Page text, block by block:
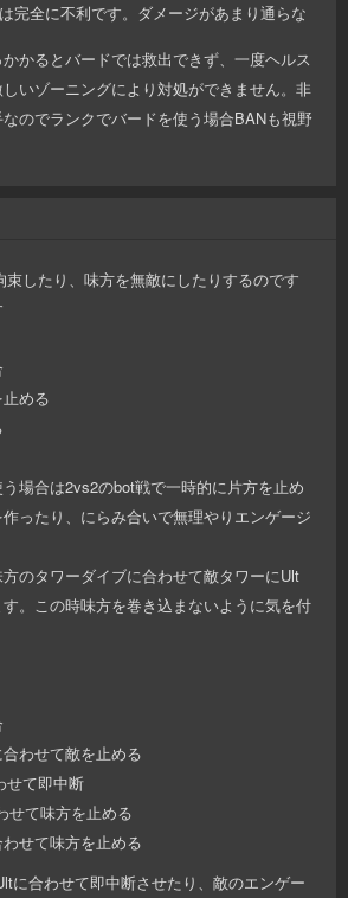
は完全に不利です。ダメージがあまり通らな
かるとバードでは救出できず、一度ヘルス
いゾーニングにより対処ができません。非
のでランクでバードを使う場合BANも視野
束したり、味方を無敵にしたりするのです
める
場合は2vs2のbot戦で一時的に片方を止め
ったり、にらみ合いで無理やりエンゲージ
のタワーダイブに合わせて敵タワーにUlt
。この時味方を巻き込まないように気を付
わせて敵を止める
せて即中断
せて味方を止める
せて味方を止める
に合わせて即中断させたり、敵のエンゲー